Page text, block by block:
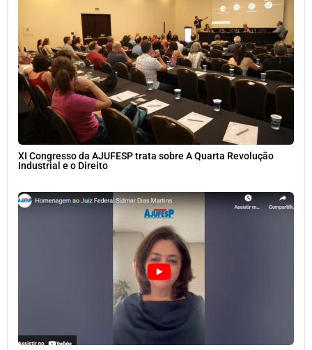
XI Congresso da AJUFESP trata sobre A Quarta Revolução
Industrial e o Direito